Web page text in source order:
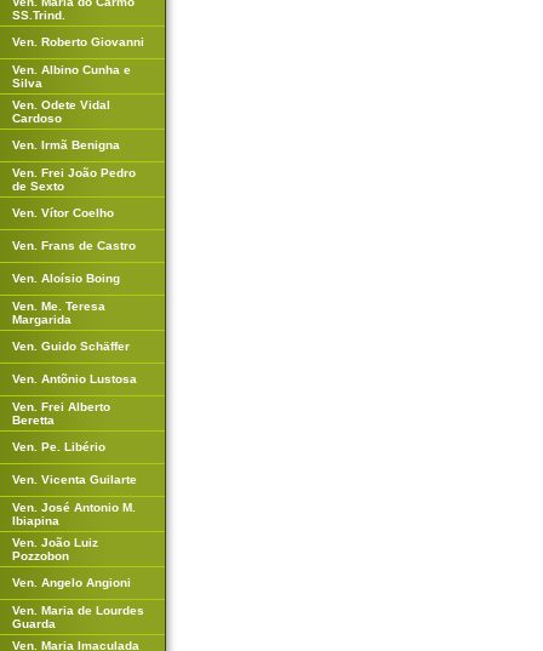
SS.Trind.
Ven. Roberto Giovanni
Ven. Albino Cunha e
Silva
Ven. Odete Vidal
Cardoso
Ven. Irmã Benigna
Ven. Frei João Pedro
de Sexto
Ven. Vítor Coelho
Ven. Frans de Castro
Ven. Aloísio Boing
Ven. Me. Teresa
Margarida
Ven. Guido Schäffer
Ven. Antõnio Lustosa
Ven. Frei Alberto
Beretta
Ven. Pe. Libério
Ven. Vicenta Guilarte
Ven. José Antonio M.
Ibiapina
Ven. João Luiz
Pozzobon
Ven. Angelo Angioni
Ven. Maria de Lourdes
Guarda
Ven. Maria Imaculada